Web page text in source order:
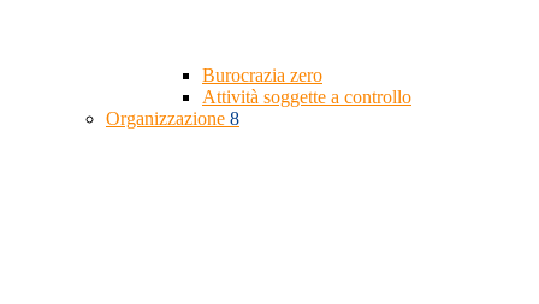
Burocrazia zero
Attività soggette a controllo
Organizzazione 8